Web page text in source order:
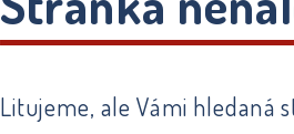
Litujeme, ale Vámi hledaná